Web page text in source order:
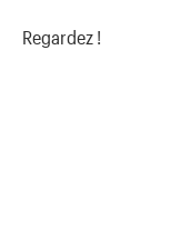
Regardez !